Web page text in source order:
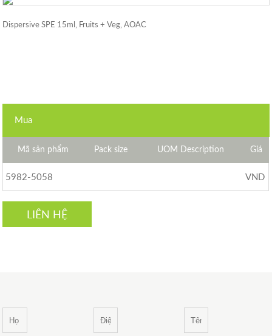
Dispersive SPE 15ml, Fruits + Veg, AOAC
Mua
Mã sản phẩm Pack size UOM Description Giá
5982-5058 VND
LIÊN HỆ